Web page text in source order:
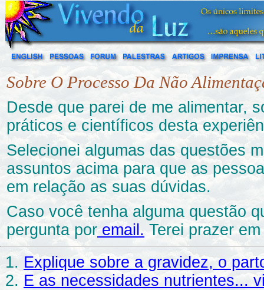
Sobre O Processo Da Não
Desde que parei de me alimentar,
práticos e científicos desta
Selecionei algumas das questões
assuntos acima para que as
em relação as suas dúvidas.
Caso você tenha alguma questão
pergunta poremail. Terei prazer
Explique sobre a gravidez, o
E as necessidades nutrientes...